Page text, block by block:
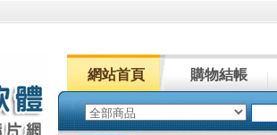
網站首頁 購物結帳